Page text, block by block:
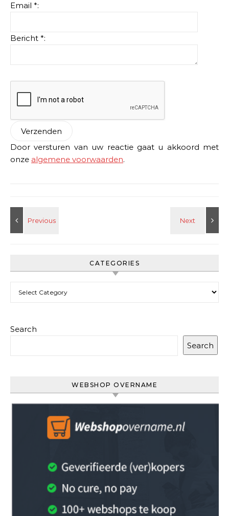
Email *:
Bericht *:
Door versturen van uw reactie gaat u akkoord met
onze algemene voorwaarden.
CATEGORIES
Search
Search
WEBSHOP OVERNAME